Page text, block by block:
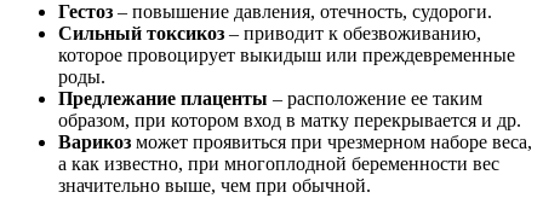
Гестоз – повышение давления, отечность, судороги.
Сильный токсикоз – приводит к обезвоживанию,
которое провоцирует выкидыш или преждевременные
роды.
Предлежание плаценты – расположение ее таким
образом, при котором вход в матку перекрывается и др.
Варикоз может проявиться при чрезмерном наборе веса,
а как известно, при многоплодной беременности вес
значительно выше, чем при обычной.